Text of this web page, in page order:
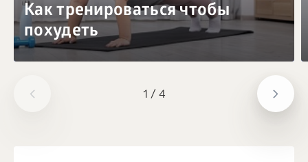
1 / 4
Как тренироваться чтобы
похудеть